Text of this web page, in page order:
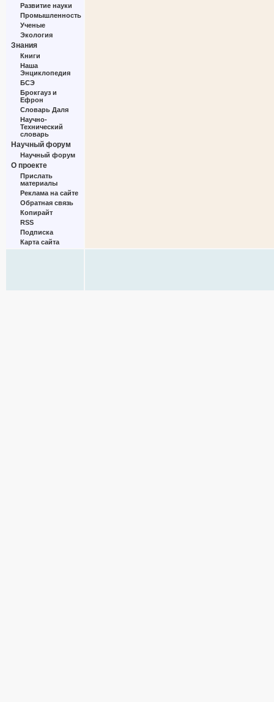
Развитие науки
Промышленность
Ученые
Экология
Знания
Книги
Наша
Энциклопедия
БСЭ
Брокгауз и
Ефрон
Словарь Даля
Научно-
Технический
словарь
Научный форум
Научный форум
О проекте
Прислать
материалы
Реклама на сайте
Обратная связь
Копирайт
RSS
Подписка
Карта сайта